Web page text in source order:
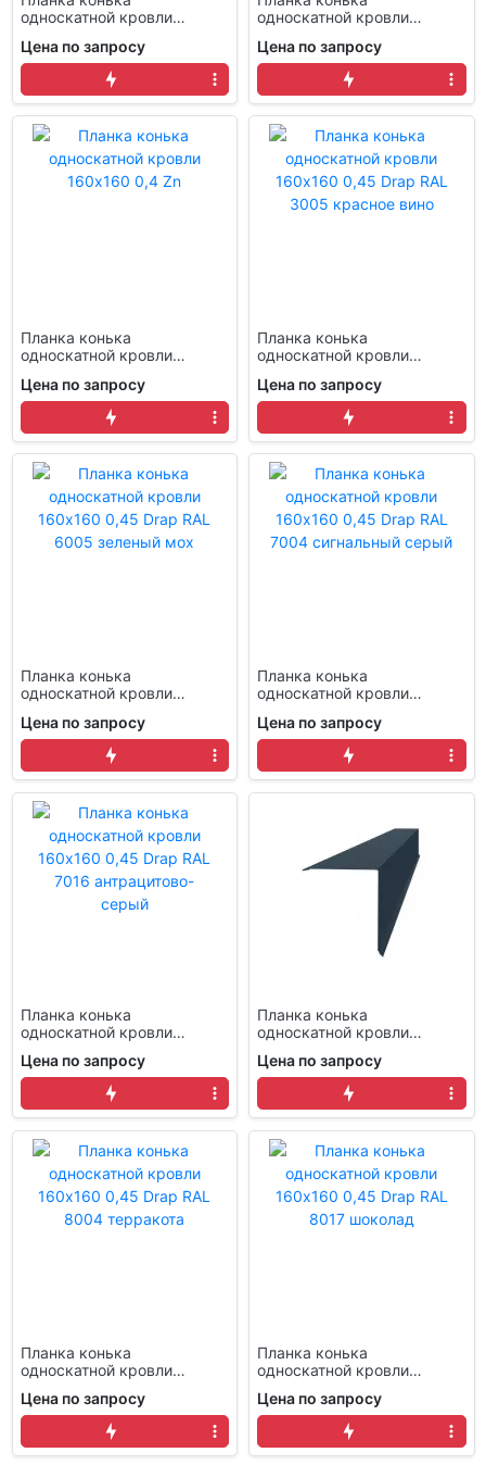
односкатной кровли
RAL 7024 мокрый асфальт
Цена по запросу
односкатной кровли
RAL 8017 шоколад
Цена по запросу
Планка конька
односкатной кровли
Цена по запросу
Планка конька
односкатной кровли
3005 красное вино
Цена по запросу
Планка конька
односкатной кровли
6005 зеленый мох
Цена по запросу
Планка конька
односкатной кровли
7004 сигнальный серый
Цена по запросу
Планка конька
односкатной кровли
7016 антрацитово-серый
Цена по запросу
Планка конька
односкатной кровли
7024 мокрый асфальт
Цена по запросу
Планка конька
односкатной кровли
8004 терракота
Цена по запросу
Планка конька
односкатной кровли
8017 шоколад
Цена по запросу